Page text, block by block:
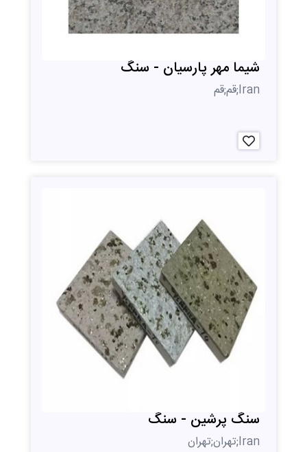
شیما مهر پارسیان - سنگ
Iran;قم;قم
سنگ پرشین - سنگ
Iran;تهران;تهران